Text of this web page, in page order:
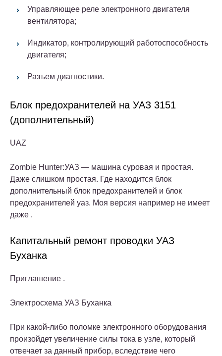
Управляющее реле электронного двигателя
вентилятора;
Индикатор, контролирующий работоспособность
двигателя;
Разъем диагностики.
Блок предохранителей на УАЗ 3151
(дополнительный)
UAZ
Zombie Hunter:УАЗ — машина суровая и простая.
Даже слишком простая. Где находится блок
дополнительный блок предохранителей и блок
предохранителей уаз. Моя версия например не имеет
даже .
Капитальный ремонт проводки УАЗ
Буханка
Приглашение .
Электросхема УАЗ Буханка
При какой-либо поломке электронного оборудования
произойдет увеличение силы тока в узле, который
отвечает за данный прибор, вследствие чего